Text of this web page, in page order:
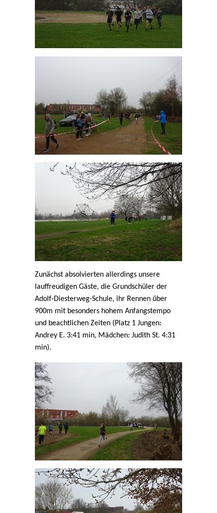
Zunächst absolvierten allerdings unsere
lauffreudigen Gäste, die Grundschüler der
Adolf-Diesterweg-Schule, ihr Rennen über
900m mit besonders hohem Anfangstempo
und beachtlichen Zeiten (Platz 1 Jungen:
Andrey E. 3:41 min, Mädchen: Judith St. 4:31
min).